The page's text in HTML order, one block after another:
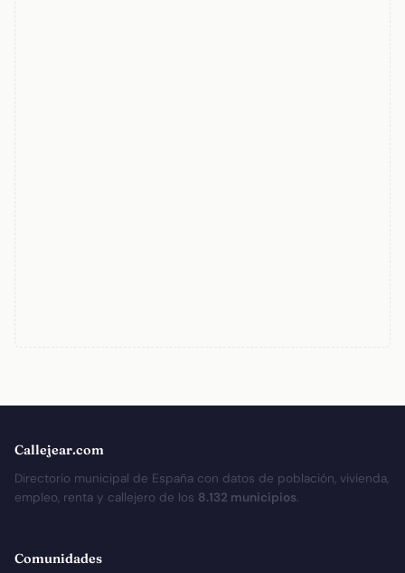
Callejear.com
Directorio municipal de España con datos de población, vivienda,
empleo, renta y callejero de los 8.132 municipios.
Comunidades